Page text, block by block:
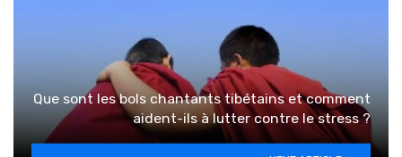
Que sont les bols chantants tibétains et comment
aident-ils à lutter contre le stress ?